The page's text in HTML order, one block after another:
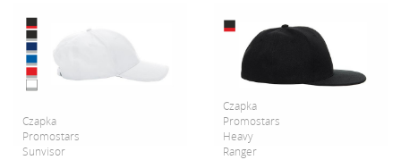
Czapka
Promostars
Sunvisor
Czapka
Promostars
Heavy
Ranger